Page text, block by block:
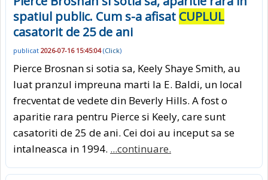
spatiul public. Cum s-a afisat CUPLUL
casatorit de 25 de ani
publicat 2026-07-16 15:45:04(Click)
Pierce Brosnan si sotia sa, Keely Shaye Smith, au
luat pranzul impreuna marti la E. Baldi, un local
frecventat de vedete din Beverly Hills. A fost o
aparitie rara pentru Pierce si Keely, care sunt
casatoriti de 25 de ani. Cei doi au inceput sa se
intalneasca in 1994. ...continuare.